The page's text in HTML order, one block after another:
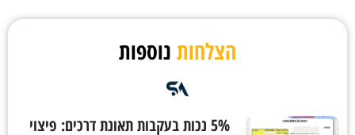
הצלחות נוספות
5% נכות בעקבות תאונת דרכים: פיצוי